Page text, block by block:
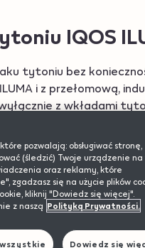
IQOS
tytoniu bez
i z przełomową,
z wkładami
pozwalają: obsługiwać stronę,
(śledzić) Twoje urządzenie
oraz reklamy, które
zgadzasz się na użycie plików
kliknij "Dowiedz się więcej".
z naszą Polityką Prywatności.
Dowiedz się